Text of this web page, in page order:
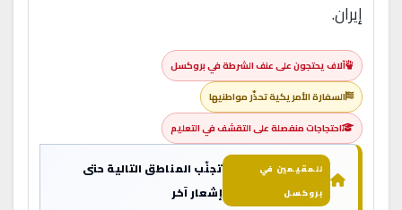
آلاف يحتجون على عنف الشرطة في بروكسل
السفارة الأمريكية تحذّر مواطنيها
احتجاجات منفصلة على التقشف في التعليم
للمقيمين في
بروكسل
تجنّب المناطق التالية حتى
إشعار آخر